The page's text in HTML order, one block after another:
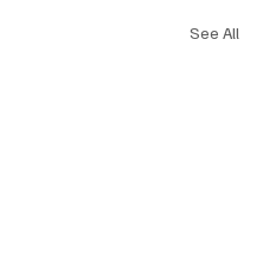
See All